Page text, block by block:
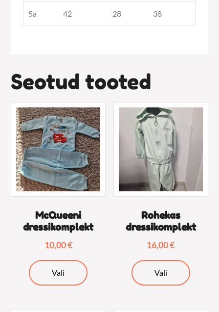
5a 42 28 38
Seotud tooted
McQueeni
dressikomplekt
10,00€
Vali
tootel
Rohekas
dressikomplekt
16,00€
Vali
tootel